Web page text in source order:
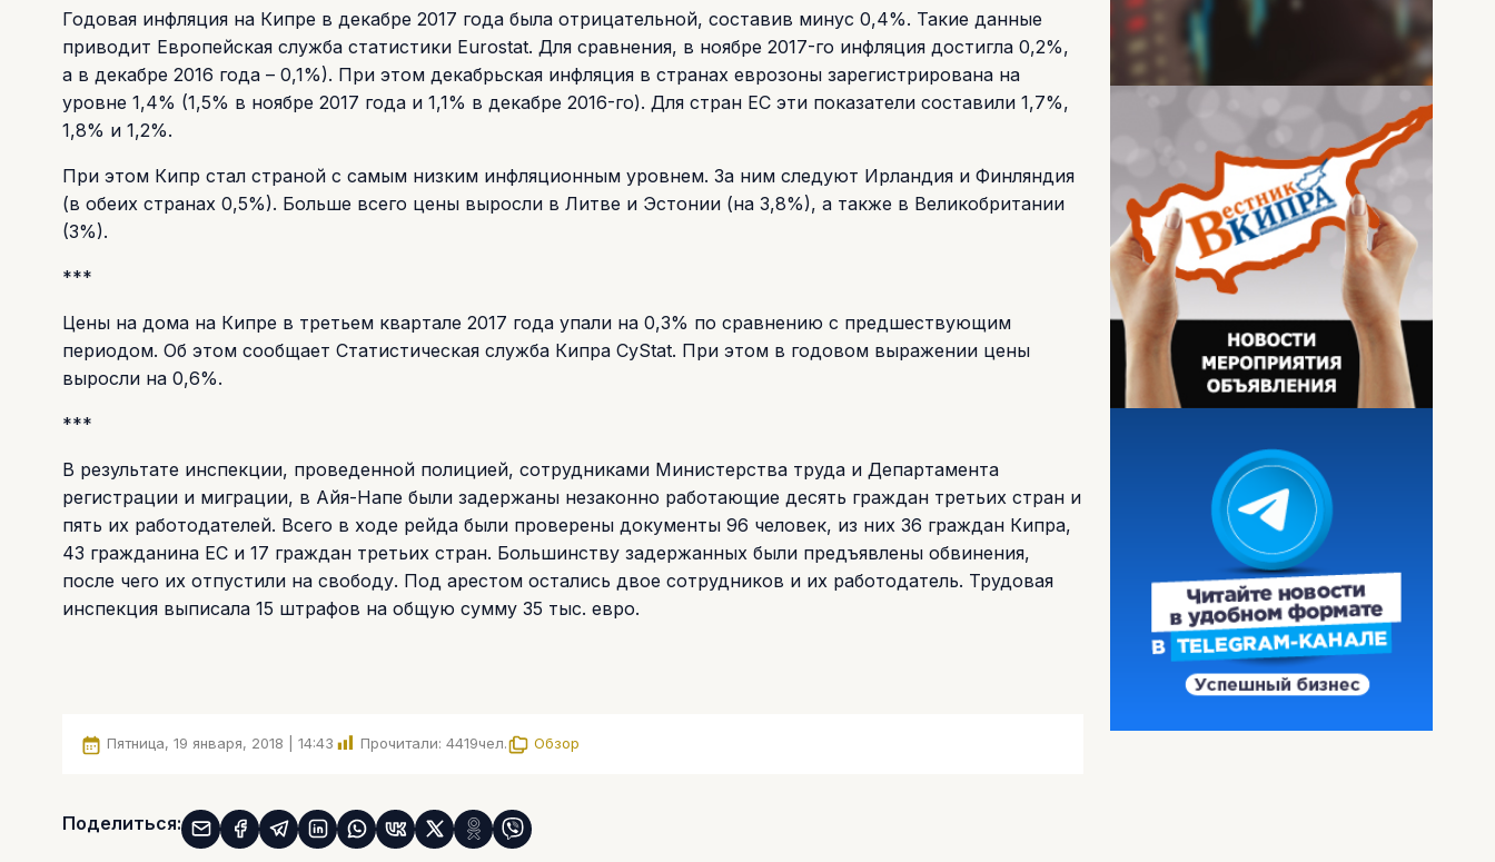
Годовая инфляция на Кипре в декабре 2017 года была отрицательной, составив минус 0,4%. Такие данные
приводит Европейская служба статистики Eurostat. Для сравнения, в ноябре 2017-го инфляция достигла 0,2%,
а в декабре 2016 года – 0,1%). При этом декабрьская инфляция в странах еврозоны зарегистрирована на
уровне 1,4% (1,5% в ноябре 2017 года и 1,1% в декабре 2016-го). Для стран ЕС эти показатели составили 1,7%,
1,8% и 1,2%.
При этом Кипр стал страной с самым низким инфляционным уровнем. За ним следуют Ирландия и Финляндия
(в обеих странах 0,5%). Больше всего цены выросли в Литве и Эстонии (на 3,8%), а также в Великобритании
(3%).
***
Цены на дома на Кипре в третьем квартале 2017 года упали на 0,3% по сравнению с предшествующим
периодом. Об этом сообщает Статистическая служба Кипра CyStat. При этом в годовом выражении цены
выросли на 0,6%.
***
В результате инспекции, проведенной полицией, сотрудниками Министерства труда и Департамента
регистрации и миграции, в Айя-Напе были задержаны незаконно работающие десять граждан третьих стран и
пять их работодателей. Всего в ходе рейда были проверены документы 96 человек, из них 36 граждан Кипра,
43 гражданина ЕС и 17 граждан третьих стран. Большинству задержанных были предъявлены обвинения,
после чего их отпустили на свободу. Под арестом остались двое сотрудников и их работодатель. Трудовая
инспекция выписала 15 штрафов на общую сумму 35 тыс. евро.
Пятница, 19 января, 2018 | 14:43 Прочитали: 4419чел. Обзор
Поделиться: